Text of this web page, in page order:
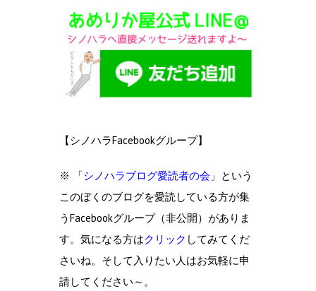
【シノハラFacebookグループ】
※ 「シノハラブログ愛読者の会 」という
このぼくのブログを愛読している方が集
うFacebookグループ（非公開）がありま
す。気になる方はクリック してみてくだ
さいね。そして入りたい人はお気軽に申
請してください～。